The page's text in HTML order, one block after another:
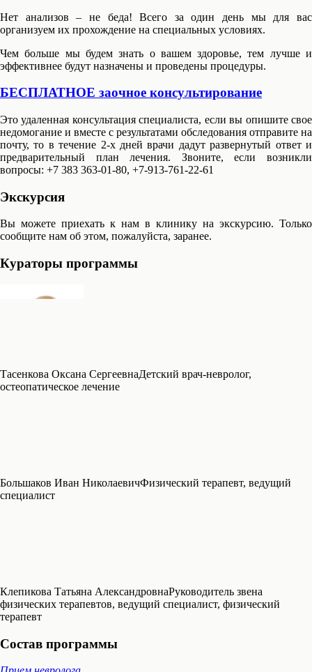
Нет анализов – не беда! Всего за один день мы для вас
организуем их прохождение на специальных условиях.
Чем больше мы будем знать о вашем здоровье, тем лучше и
эффективнее будут назначены и проведены процедуры.
БЕСПЛАТНОЕ заочное консультирование
Это удаленная консультация специалиста, если вы опишите свое
недомогание и вместе с результатами обследования отправите на
почту, то в течение 2-х дней врачи дадут развернутый ответ и
предварительный план лечения. Звоните, если возникли
вопросы: +7 383 363-01-80, +7-913-761-22-61
Экскурсия
Вы можете приехать к нам в клинику на экскурсию. Только
сообщите нам об этом, пожалуйста, заранее.
Кураторы программы
Тасенкова Оксана СергеевнаДетский врач-невролог,
остеопатическое лечение
Большаков Иван НиколаевичФизический терапевт, ведущий
специалист
Клепикова Татьяна АлександровнаРуководитель звена
физических терапевтов, ведущий специалист, физический
терапевт
Состав программы